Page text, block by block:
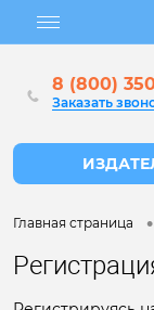
8 (800)
Заказать
Главная страница •